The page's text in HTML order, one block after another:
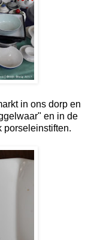
in ons dorp en
en in de
porseleinstiften.